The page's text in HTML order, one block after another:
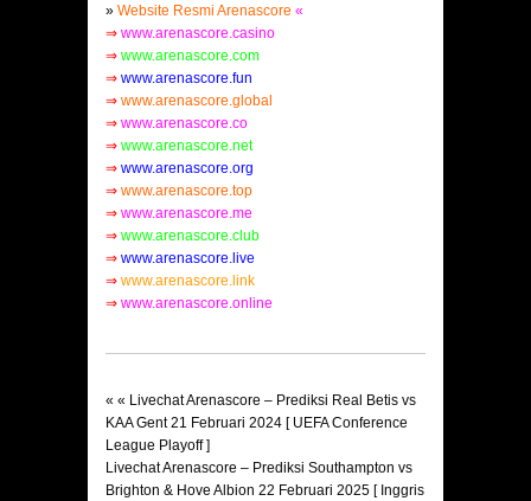
» Website Resmi Arenascore «
⇒ www.arenascore.casino
⇒ www.arenascore.com
⇒ www.arenascore.fun
⇒ www.arenascore.global
⇒ www.arenascore.co
⇒ www.arenascore.net
⇒ www.arenascore.org
⇒ www.arenascore.top
⇒ www.arenascore.me
⇒ www.arenascore.club
⇒ www.arenascore.live
⇒ www.arenascore.link
⇒ www.arenascore.online
« « Livechat Arenascore – Prediksi Real Betis vs
KAA Gent 21 Februari 2024 [ UEFA Conference
League Playoff ]
Livechat Arenascore – Prediksi Southampton vs
Brighton & Hove Albion 22 Februari 2025 [ Inggris